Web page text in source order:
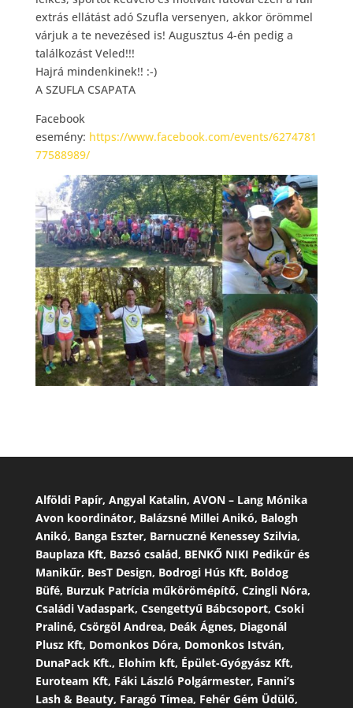
extrás ellátást adó Szufla versenyen, akkor örömmel
várjuk a te nevezésed is! Augusztus 4-én pedig a
találkozást Veled!!!
Hajrá mindenkinek!! :-)
A SZUFLA CSAPATA
Facebook
esemény: https://www.facebook.com/events/6274781
77588989/
Alföldi Papír, Angyal Katalin, AVON – Lang Mónika
Avon koordinátor, Balázsné Millei Anikó, Balogh
Anikó, Banga Eszter, Barnuczné Kenessey Szilvia,
Bauplaza Kft, Bazsó család, BENKŐ NIKI Pedikűr és
Manikűr, BesT Design, Bodrogi Hús Kft, Boldog
Büfé, Burzuk Patrícia műkörömépítő, Czingli Nóra,
Családi Vadaspark, Csengettyű Bábcsoport, Csoki
Praliné, Csörgöl Andrea, Deák Ágnes, Diagonál
Plusz Kft, Domonkos Dóra, Domonkos István,
DunaPack Kft., Elohim kft, Épület-Gyógyász Kft,
Euroteam Kft, Fáki László Polgármester, Fanni’s
Lash & Beauty, Faragó Tímea, Fehér Gém Üdülő,